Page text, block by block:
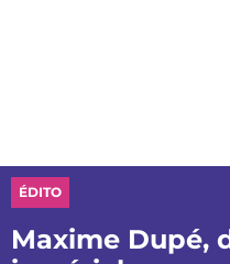
ÉDITO
Maxime Dupé,